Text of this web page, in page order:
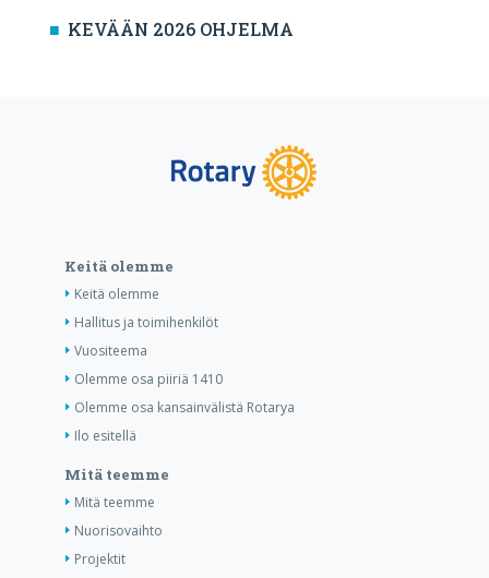
KEVÄÄN 2026 OHJELMA
Keitä olemme
Keitä olemme
Hallitus ja toimihenkilöt
Vuositeema
Olemme osa piiriä 1410
Olemme osa kansainvälistä Rotarya
Ilo esitellä
Mitä teemme
Mitä teemme
Nuorisovaihto
Projektit